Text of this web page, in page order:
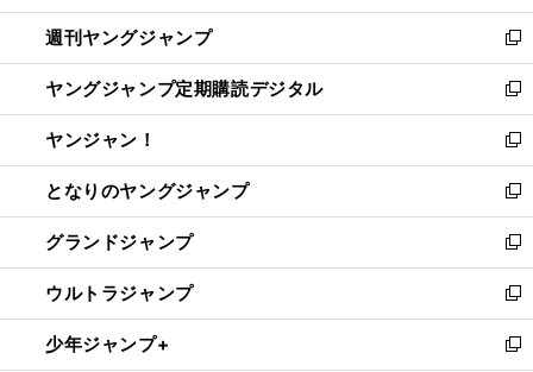
開
く
ウ
で
開
く
ン
ド
ウ
で
開
く
ウ
ィ
ン
ド
ウ
で
開
く
週刊ヤングジャンプ
新
し
い
ウ
ィ
ン
ド
ウ
で
開
く
ヤングジャンプ定期購読デジタル
新
し
い
ウ
ィ
ン
ド
ウ
で
開
く
ヤンジャン！
新
し
い
ウ
ィ
ン
ド
ウ
で
となりのヤングジャンプ
新
し
い
ウ
ィ
ン
ド
グランドジャンプ
新
し
い
ウ
ィ
ウルトラジャンプ
新
し
い
少年ジャンプ+
新